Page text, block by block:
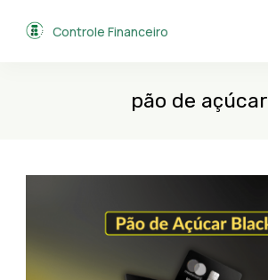
Controle Financeiro
pão de açúcar